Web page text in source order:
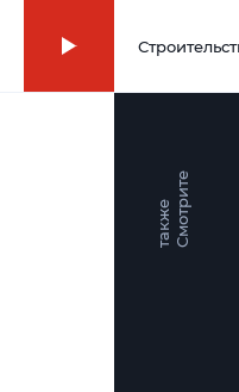
00:00
С
м
о
т
р и
т
е
т
а
к
ж
е